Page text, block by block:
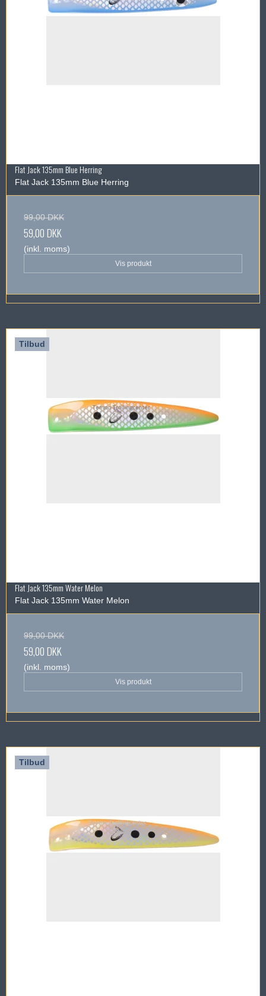
Flat Jack 135mm Blue Herring
Flat Jack 135mm Blue Herring
99,00 DKK
59,00 DKK
(inkl. moms)
Vis produkt
Tilbud
Flat Jack 135mm Water Melon
Flat Jack 135mm Water Melon
99,00 DKK
59,00 DKK
(inkl. moms)
Vis produkt
Tilbud